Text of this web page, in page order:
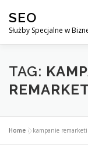
treści
SEO
Służby Specjalne w
AGENCJA SEO
TAG:
Home »kampanie